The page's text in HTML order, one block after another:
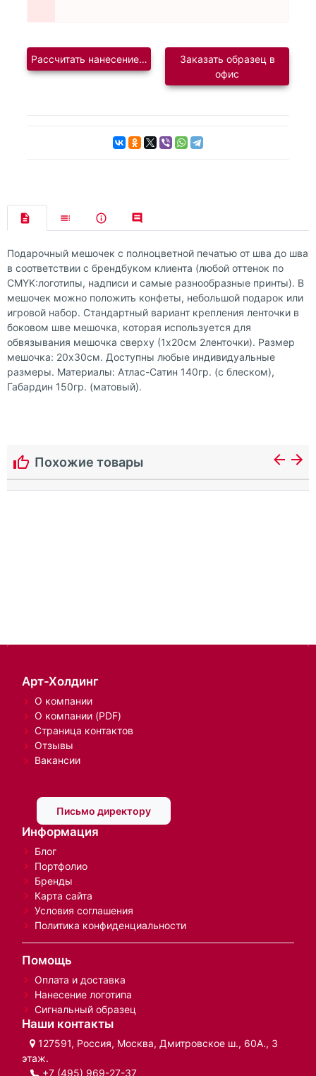
Рассчитать нанесение логотипаЗаказать образец в
офис
Подарочный мешочек с полноцветной печатью от шва до шва
в соответствии с брендбуком клиента (любой оттенок по
CMYK:логотипы, надписи и самые разнообразные принты). В
мешочек можно положить конфеты, небольшой подарок или
игровой набор. Стандартный вариант крепления ленточки в
боковом шве мешочка, которая используется для
обвязывания мешочка сверху (1х20см 2ленточки). Размер
мешочка: 20х30см. Доступны любые индивидуальные
размеры. Материалы: Атлас-Сатин 140гр. (с блеском),
Габардин 150гр. (матовый).
Похожие товары
Арт-Холдинг
О компании
О компании (PDF)
Страница контактов
Отзывы
Вакансии
Письмо директору
Информация
Блог
Портфолио
Бренды
Карта сайта
Условия соглашения
Политика конфиденциальности
Помощь
Оплата и доставка
Нанесение логотипа
Сигнальный образец
Наши контакты
127591, Россия, Москва, Дмитровское ш., 60А., 3
этаж.
+7 (495) 969-27-37